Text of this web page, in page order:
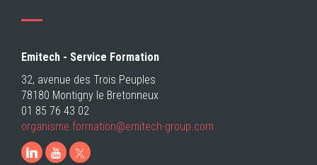
Emitech - Service Formation
32, avenue des Trois Peuples
78180 Montigny le Bretonneux
01 85 76 43 02
organisme.formation@emitech-group.com
LinkedIn
Youtube